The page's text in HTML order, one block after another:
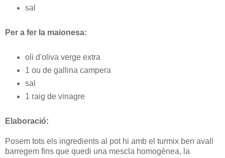
sal
Per a fer la maionesa:
oli d'oliva verge extra
1 ou de gallina campera
sal
1 raig de vinagre
Elaboració:
Posem tots els ingredients al pot hi amb el turmix ben avall
barregem fins que quedi una mescla homogènea, la